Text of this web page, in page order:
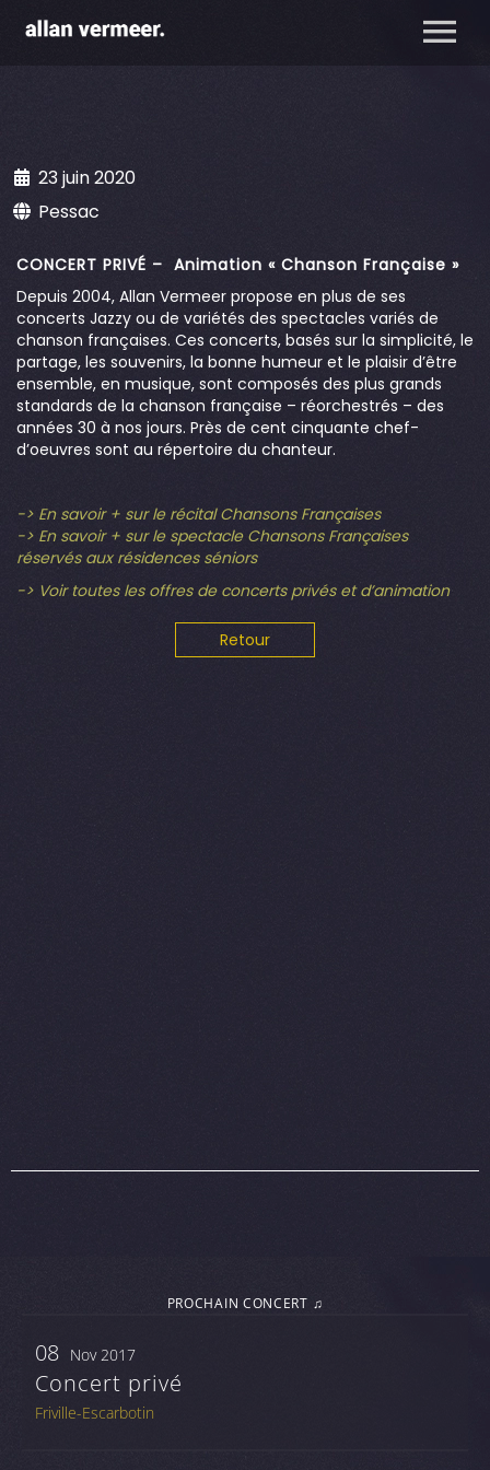
23 juin 2020
Pessac
CONCERT PRIVÉ – Animation « Chanson Française »
Depuis 2004, Allan Vermeer propose en plus de ses
concerts Jazzy ou de variétés des spectacles variés de
chanson françaises. Ces concerts, basés sur la simplicité, le
partage, les souvenirs, la bonne humeur et le plaisir d’être
ensemble, en musique, sont composés des plus grands
standards de la chanson française – réorchestrés – des
années 30 à nos jours. Près de cent cinquante chef-
d’oeuvres sont au répertoire du chanteur.
-> En savoir + sur le récital Chansons Françaises
-> En savoir + sur le spectacle Chansons Françaises
réservés aux résidences séniors
-> Voir toutes les offres de concerts privés et d’animation
Retour
PROCHAIN CONCERT ♫
08 Nov 2017
Concert privé
Friville-Escarbotin